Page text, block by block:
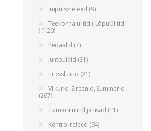
Impulssreleed (9)
Teekonnalülitid ( Lõpulülitid
) (120)
Pedaalid (7)
Juhtpuldid (31)
Trosslülitid (21)
Vilkurid, Sireenid, Summerid
(267)
Hämaralülitid ja lisad (11)
Kontrollreleed (94)